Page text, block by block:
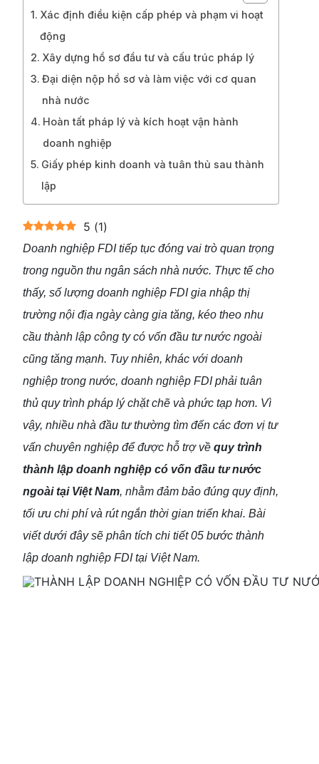
Xác định điều kiện cấp phép và phạm vi hoạt
động
Xây dựng hồ sơ đầu tư và cấu trúc pháp lý
Đại diện nộp hồ sơ và làm việc với cơ quan
nhà nước
Hoàn tất pháp lý và kích hoạt vận hành
doanh nghiệp
Giấy phép kinh doanh và tuân thủ sau thành
lập
5 (1)
Doanh nghiệp FDI tiếp tục đóng vai trò quan trọng
trong nguồn thu ngân sách nhà nước. Thực tế cho
thấy, số lượng doanh nghiệp FDI gia nhập thị
trường nội địa ngày càng gia tăng, kéo theo nhu
cầu thành lập công ty có vốn đầu tư nước ngoài
cũng tăng mạnh. Tuy nhiên, khác với doanh
nghiệp trong nước, doanh nghiệp FDI phải tuân
thủ quy trình pháp lý chặt chẽ và phức tạp hơn. Vì
vậy, nhiều nhà đầu tư thường tìm đến các đơn vị tư
vấn chuyên nghiệp để được hỗ trợ về quy trình
thành lập doanh nghiệp có vốn đầu tư nước
ngoài tại Việt Nam, nhằm đảm bảo đúng quy định,
tối ưu chi phí và rút ngắn thời gian triển khai. Bài
viết dưới đây sẽ phân tích chi tiết 05 bước thành
lập doanh nghiệp FDI tại Việt Nam.